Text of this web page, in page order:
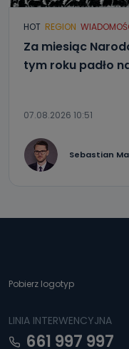
HOT REGION
Za miesiąc
tym roku padło
07.08.2026 10:51
Sebastian
Pobierz logotyp
LINIA INTERWENCYJNA
661 997 997